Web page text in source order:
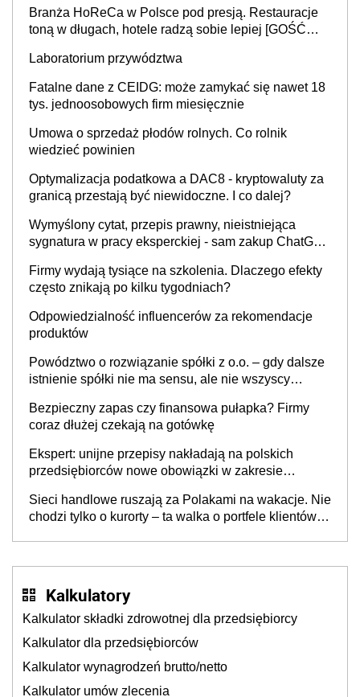
Branża HoReCa w Polsce pod presją. Restauracje
toną w długach, hotele radzą sobie lepiej [GOŚĆ
Laboratorium przywództwa
Fatalne dane z CEIDG: może zamykać się nawet 18
tys. jednoosobowych firm miesięcznie
Umowa o sprzedaż płodów rolnych. Co rolnik
wiedzieć powinien
Optymalizacja podatkowa a DAC8 - kryptowaluty za
granicą przestają być niewidoczne. I co dalej?
Wymyślony cytat, przepis prawny, nieistniejąca
sygnatura w pracy eksperckiej - sam zakup ChatGPT
Firmy wydają tysiące na szkolenia. Dlaczego efekty
często znikają po kilku tygodniach?
Odpowiedzialność influencerów za rekomendacje
produktów
Powództwo o rozwiązanie spółki z o.o. – gdy dalsze
istnienie spółki nie ma sensu, ale nie wszyscy
Bezpieczny zapas czy finansowa pułapka? Firmy
coraz dłużej czekają na gotówkę
Ekspert: unijne przepisy nakładają na polskich
przedsiębiorców nowe obowiązki w zakresie
Sieci handlowe ruszają za Polakami na wakacje. Nie
chodzi tylko o kurorty – ta walka o portfele klientów
Kalkulatory
Kalkulator składki zdrowotnej dla przedsiębiorcy
Kalkulator dla przedsiębiorców
Kalkulator wynagrodzeń brutto/netto
Kalkulator umów zlecenia